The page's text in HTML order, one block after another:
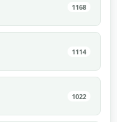
1168
1114
1022